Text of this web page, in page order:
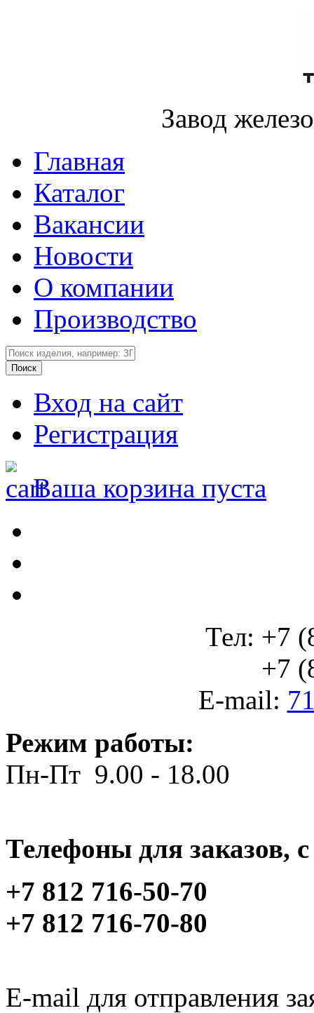
Завод
Главная
Каталог
Вакансии
Новости
О компании
Производство
Вход на сайт
Регистрация
Ваша корзина пуста
Тел: +7
+7
E-mail:
Режим работы:
Пн-Пт 9.00 - 18.00
Телефоны для заказов,
+7 812 716-50-70
+7 812 716-70-80
E-mail для отправления